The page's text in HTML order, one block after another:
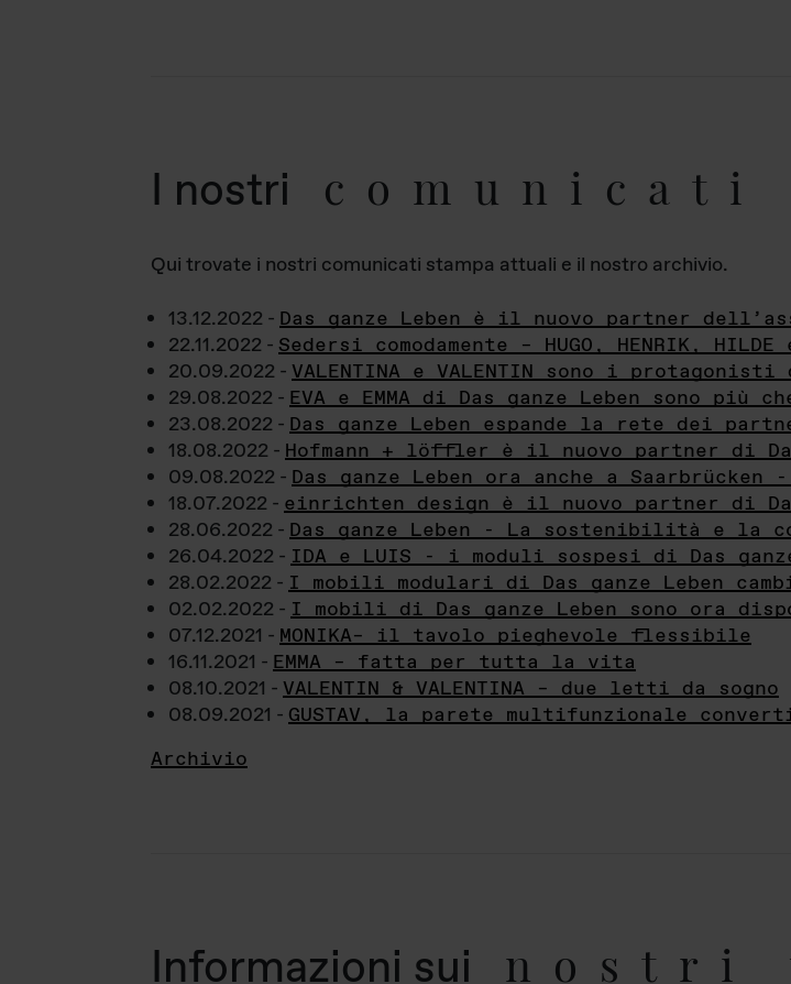
I nostri comunicati
Qui trovate i nostri comunicati stampa attuali e il nostro archivio.
13.12.2022 - Das ganze Leben è il nuovo partner
22.11.2022 - Sedersi comodamente – HUGO, HENRIK, HILDE
20.09.2022 - VALENTINA e VALENTIN sono i
29.08.2022 - EVA e EMMA di Das ganze Leben sono
23.08.2022 - Das ganze Leben espande la rete dei
18.08.2022 - Hofmann + löffler è il nuovo partner di
09.08.2022 - Das ganze Leben ora anche a
18.07.2022 - einrichten design è il nuovo partner di
28.06.2022 - Das ganze Leben - La sostenibilità e la
26.04.2022 - IDA e LUIS - i moduli sospesi di Das
28.02.2022 - I mobili modulari di Das ganze Leben
02.02.2022 - I mobili di Das ganze Leben sono ora
07.12.2021 - MONIKA– il tavolo pieghevole flessibile
16.11.2021 - EMMA – fatta per tutta la vita
08.10.2021 - VALENTIN & VALENTINA – due letti da sogno
08.09.2021 - GUSTAV, la parete multifunzionale
Archivio
Informazioni sui nostri